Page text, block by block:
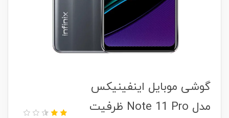
گوشی موبایل اینفینیکس
مدل Note 11 Pro ظرفیت